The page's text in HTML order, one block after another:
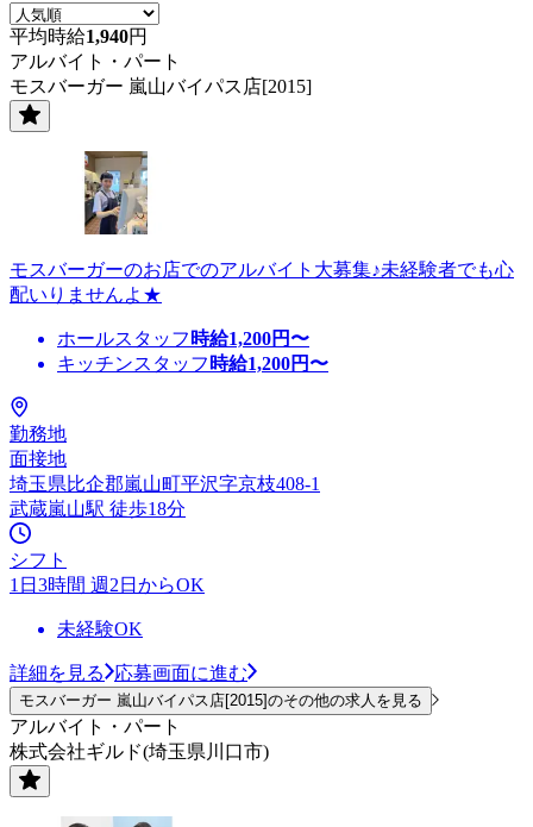
平均時給1,940円
アルバイト・パート
モスバーガー 嵐山バイパス店[2015]
モスバーガーのお店でのアルバイト大募集♪未経験者でも心
配いりませんよ★
ホールスタッフ 時給1,200円〜
キッチンスタッフ 時給1,200円〜
勤務地
面接地
埼玉県比企郡嵐山町平沢字京枝408-1
武蔵嵐山駅 徒歩18分
シフト
1日3時間 週2日からOK
未経験OK
詳細を見る 応募画面に進む
モスバーガー 嵐山バイパス店[2015]のその他の求人を見る
アルバイト・パート
株式会社ギルド(埼玉県川口市)